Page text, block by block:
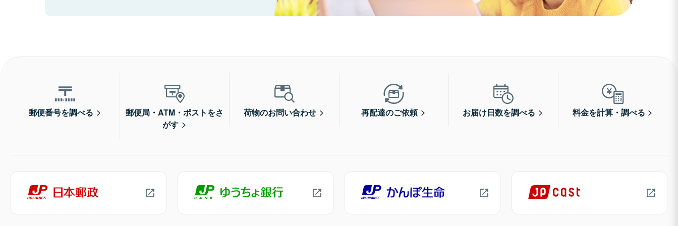
郵便番号を調べる
郵便局・ATM・ポストをさ
がす
荷物のお問い合わせ 再配達のご依頼 お届け日数を調べる 料金を計算・調べる